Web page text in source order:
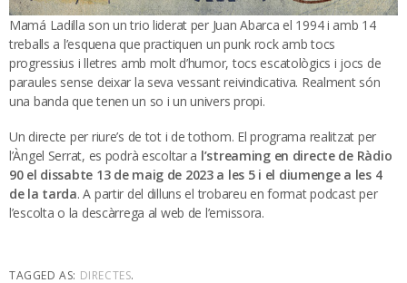
Mamá Ladilla son un trio liderat per Juan Abarca el 1994 i amb 14
treballs a l’esquena que practiquen un punk rock amb tocs
progressius i lletres amb molt d’humor, tocs escatològics i jocs de
paraules sense deixar la seva vessant reivindicativa. Realment són
una banda que tenen un so i un univers propi.
Un directe per riure’s de tot i de tothom. El programa realitzat per
l’Àngel Serrat, es podrà escoltar a l’streaming en directe de Ràdio
90 el dissabte 13 de maig de 2023 a les 5 i el diumenge a les 4
de la tarda. A partir del dilluns el trobareu en format podcast per
l’escolta o la descàrrega al web de l’emissora.
TAGGED AS: DIRECTES.